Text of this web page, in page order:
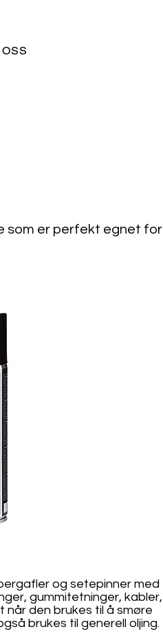
som er perfekt egnet for
og setepinner med
gummitetninger, kabler,
når den brukes til å smøre
brukes til generell oljing.